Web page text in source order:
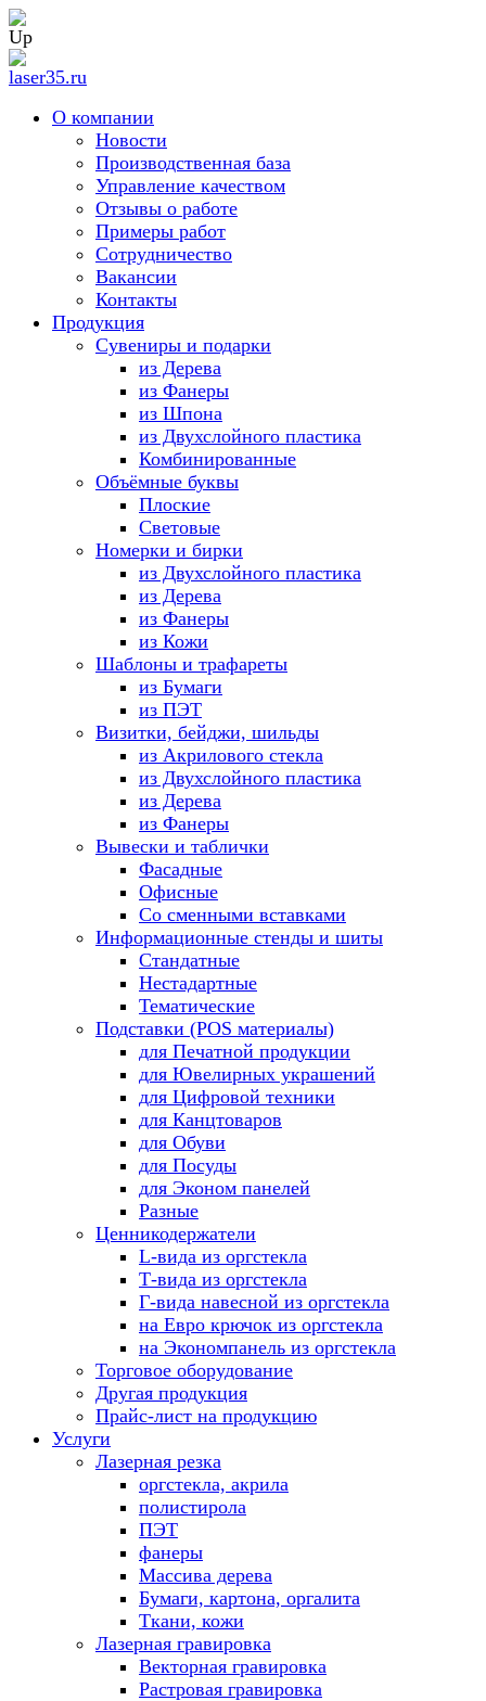
О компании
Новости
Производственная база
Управление качеством
Отзывы о работе
Примеры работ
Сотрудничество
Вакансии
Контакты
Продукция
Сувениры и подарки
из Дерева
из Фанеры
из Шпона
из Двухслойного пластика
Комбинированные
Объёмные буквы
Плоские
Световые
Номерки и бирки
из Двухслойного пластика
из Дерева
из Фанеры
из Кожи
Шаблоны и трафареты
из Бумаги
из ПЭТ
Визитки, бейджи, шильды
из Акрилового стекла
из Двухслойного пластика
из Дерева
из Фанеры
Вывески и таблички
Фасадные
Офисные
Со сменными вставками
Информационные стенды и шиты
Стандатные
Нестадартные
Тематические
Подставки (POS материалы)
для Печатной продукции
для Ювелирных украшений
для Цифровой техники
для Канцтоваров
для Обуви
для Посуды
для Эконом панелей
Разные
Ценникодержатели
L-вида из оргстекла
Т-вида из оргстекла
Г-вида навесной из оргстекла
на Евро крючок из оргстекла
на Экономпанель из оргстекла
Торговое оборудование
Другая продукция
Прайс-лист на продукцию
Услуги
Лазерная резка
оргстекла, акрила
полистирола
ПЭТ
фанеры
Массива дерева
Бумаги, картона, оргалита
Ткани, кожи
Лазерная гравировка
Векторная гравировка
Растровая гравировка